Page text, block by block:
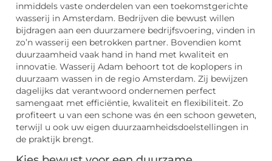
inmiddels vaste onderdelen van een toekomstgerichte
wasserij in Amsterdam. Bedrijven die bewust willen
bijdragen aan een duurzamere bedrijfsvoering, vinden in
zo’n wasserij een betrokken partner. Bovendien komt
duurzaamheid vaak hand in hand met kwaliteit en
innovatie. Wasserij Adam behoort tot de koplopers in
duurzaam wassen in de regio Amsterdam. Zij bewijzen
dagelijks dat verantwoord ondernemen perfect
samengaat met efficiëntie, kwaliteit en flexibiliteit. Zo
profiteert u van een schone was én een schoon geweten,
terwijl u ook uw eigen duurzaamheidsdoelstellingen in
de praktijk brengt.